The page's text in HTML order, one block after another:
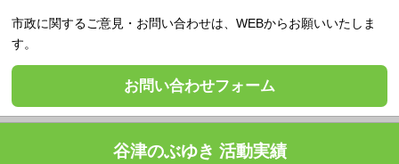
市政に関するご意見・お問い合わせは、WEBからお願いいたしま
す。
お問い合わせフォーム
谷津のぶゆき 活動実績